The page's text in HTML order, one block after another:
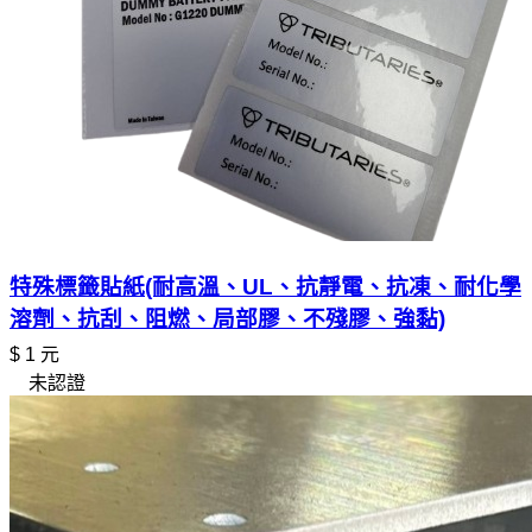
特殊標籤貼紙(耐高溫、UL、抗靜電、抗凍、耐化學
溶劑、抗刮、阻燃、局部膠、不殘膠、強黏)
$ 1 元
未認證